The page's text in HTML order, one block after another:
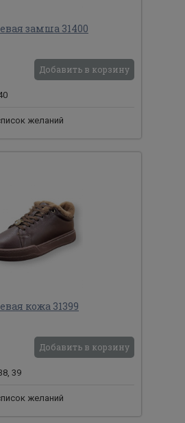
замша 31400
Добавить в корзину
желаний
кожа 31399
Добавить в корзину
39
желаний